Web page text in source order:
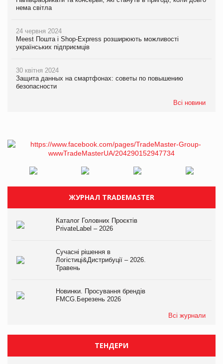
нема світла
24 червня 2024
Meest Пошта і Shop-Express розширюють можливості
українських підприємців
30 квітня 2024
Защита данных на смартфонах: советы по повышению
безопасности
Всі новини
ЖУРНАЛ TRADEMASTER
Каталог Головних Проєктів
PrivateLabel – 2026
Сучасні рішення в
Логістиці&Дистрибуції – 2026.
Травень
Новинки. Просування брендів
FMCG.Березень 2026
Всі журнали
ТЕНДЕРИ